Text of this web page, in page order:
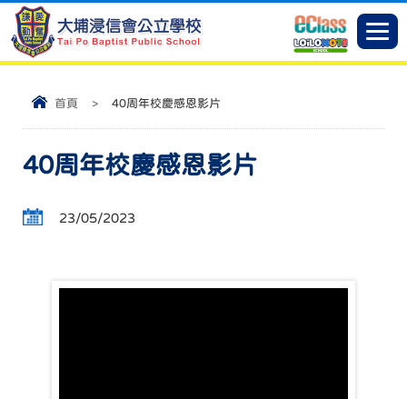
首頁 > 40周年校慶感恩影片
40周年校慶感恩影片
23/05/2023